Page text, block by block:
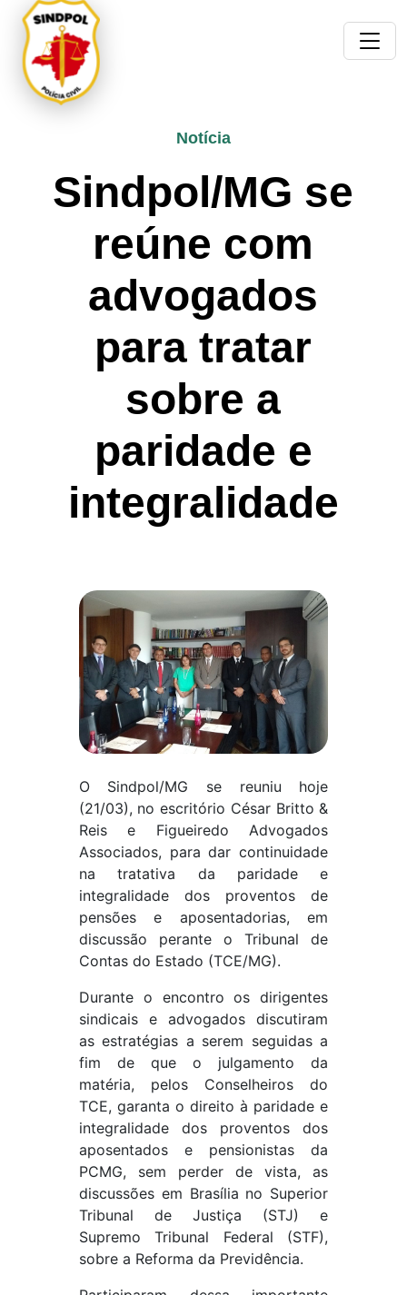
Notícia
Sindpol/MG se
reúne com
advogados
para tratar
sobre a
paridade e
integralidade
O Sindpol/MG se reuniu hoje
(21/03), no escritório César Britto &
Reis e Figueiredo Advogados
Associados, para dar continuidade
na tratativa da paridade e
integralidade dos proventos de
pensões e aposentadorias, em
discussão perante o Tribunal de
Contas do Estado (TCE/MG).
Durante o encontro os dirigentes
sindicais e advogados discutiram
as estratégias a serem seguidas a
fim de que o julgamento da
matéria, pelos Conselheiros do
TCE, garanta o direito à paridade e
integralidade dos proventos dos
aposentados e pensionistas da
PCMG, sem perder de vista, as
discussões em Brasília no Superior
Tribunal de Justiça (STJ) e
Supremo Tribunal Federal (STF),
sobre a Reforma da Previdência.